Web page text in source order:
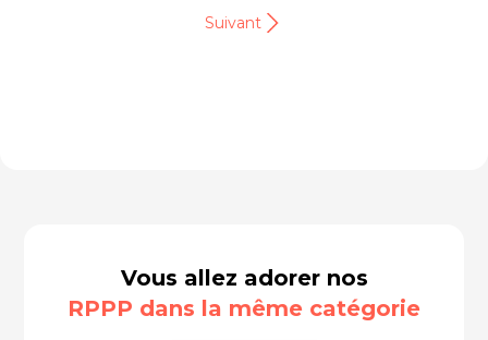
Suivant
Vous allez adorer nos
RPPP dans la même catégorie